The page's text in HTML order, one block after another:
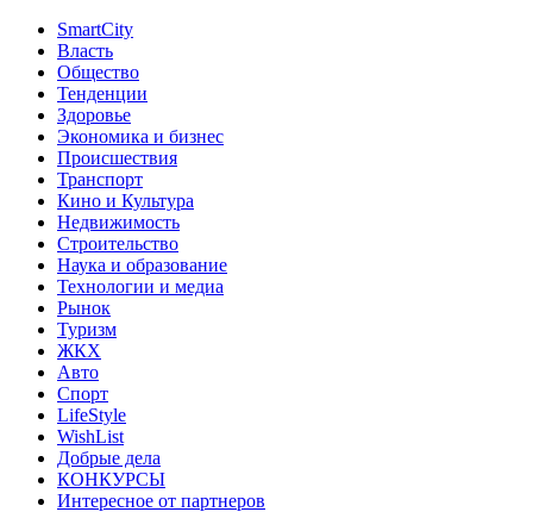
SmartCity
Власть
Общество
Тенденции
Здоровье
Экономика и бизнес
Происшествия
Транспорт
Кино и Культура
Недвижимость
Строительство
Наука и образование
Технологии и медиа
Рынок
Туризм
ЖКХ
Авто
Спорт
LifeStyle
WishList
Добрые дела
КОНКУРСЫ
Интересное от партнеров